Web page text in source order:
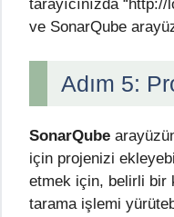
tarayıcınızda
ve SonarQube
Adım 5:
SonarQube
için projenizi
etmek için, belirli bir
tarama işlemi